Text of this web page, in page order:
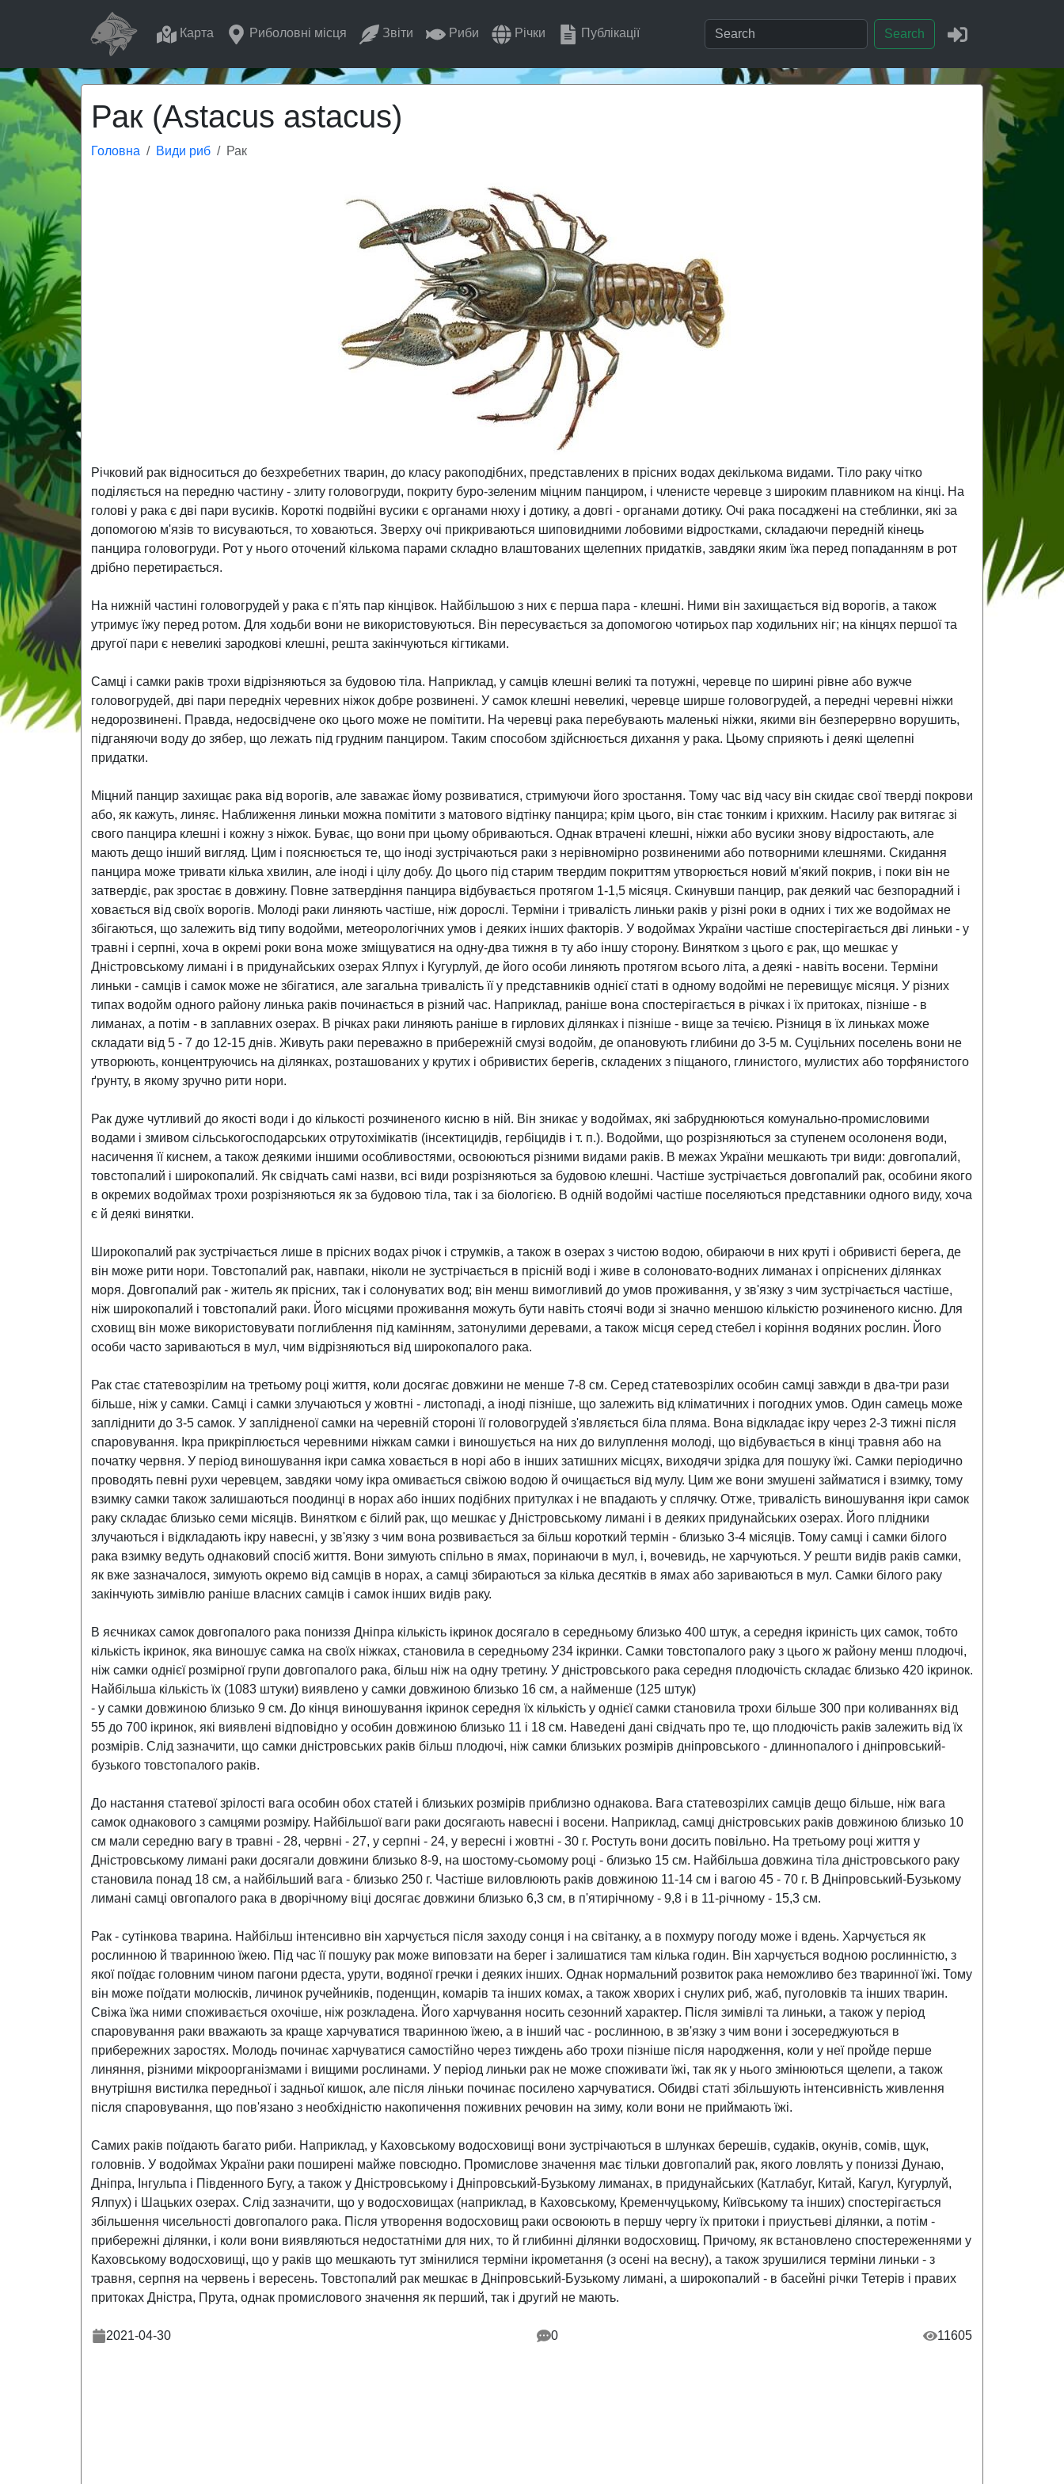
Карта Риболовні місця Звіти Риби Річки Публікації Search
Рак (Astacus astacus)
Головна Види риб Рак
Річковий рак відноситься до безхребетних тварин, до класу ракоподібних, представлених в прісних водах декількома видами. Тіло раку чітко
поділяється на передню частину - злиту головогруди, покриту буро-зеленим міцним панциром, і членисте черевце з широким плавником на кінці. На
голові у рака є дві пари вусиків. Короткі подвійні вусики є органами нюху і дотику, а довгі - органами дотику. Очі рака посаджені на стеблинки, які за
допомогою м'язів то висуваються, то ховаються. Зверху очі прикриваються шиповидними лобовими відростками, складаючи передній кінець
панцира головогруди. Рот у нього оточений кількома парами складно влаштованих щелепних придатків, завдяки яким їжа перед попаданням в рот
дрібно перетирається.
На нижній частині головогрудей у рака є п'ять пар кінцівок. Найбільшою з них є перша пара - клешні. Ними він захищається від ворогів, а також
утримує їжу перед ротом. Для ходьби вони не використовуються. Він пересувається за допомогою чотирьох пар ходильних ніг; на кінцях першої та
другої пари є невеликі зародкові клешні, решта закінчуються кігтиками.
Самці і самки раків трохи відрізняються за будовою тіла. Наприклад, у самців клешні великі та потужні, черевце по ширині рівне або вужче
головогрудей, дві пари передніх черевних ніжок добре розвинені. У самок клешні невеликі, черевце ширше головогрудей, а передні черевні ніжки
недорозвинені. Правда, недосвідчене око цього може не помітити. На черевці рака перебувають маленькі ніжки, якими він безперервно ворушить,
підганяючи воду до зябер, що лежать під грудним панциром. Таким способом здійснюється дихання у рака. Цьому сприяють і деякі щелепні
придатки.
Міцний панцир захищає рака від ворогів, але заважає йому розвиватися, стримуючи його зростання. Тому час від часу він скидає свої тверді покрови
або, як кажуть, линяє. Наближення линьки можна помітити з матового відтінку панцира; крім цього, він стає тонким і крихким. Насилу рак витягає зі
свого панцира клешні і кожну з ніжок. Буває, що вони при цьому обриваються. Однак втрачені клешні, ніжки або вусики знову відростають, але
мають дещо інший вигляд. Цим і пояснюється те, що іноді зустрічаються раки з нерівномірно розвиненими або потворними клешнями. Скидання
панцира може тривати кілька хвилин, але іноді і цілу добу. До цього під старим твердим покриттям утворюється новий м'який покрив, і поки він не
затвердіє, рак зростає в довжину. Повне затвердіння панцира відбувається протягом 1-1,5 місяця. Скинувши панцир, рак деякий час безпорадний і
ховається від своїх ворогів. Молоді раки линяють частіше, ніж дорослі. Терміни і тривалість линьки раків у різні роки в одних і тих же водоймах не
збігаються, що залежить від типу водойми, метеорологічних умов і деяких інших факторів. У водоймах України частіше спостерігається дві линьки - у
травні і серпні, хоча в окремі роки вона може зміщуватися на одну-два тижня в ту або іншу сторону. Винятком з цього є рак, що мешкає у
Дністровському лимані і в придунайських озерах Ялпух і Кугурлуй, де його особи линяють протягом всього літа, а деякі - навіть восени. Терміни
линьки - самців і самок може не збігатися, але загальна тривалість її у представників однієї статі в одному водоймі не перевищує місяця. У різних
типах водойм одного району линька раків починається в різний час. Наприклад, раніше вона спостерігається в річках і їх притоках, пізніше - в
лиманах, а потім - в заплавних озерах. В річках раки линяють раніше в гирлових ділянках і пізніше - вище за течією. Різниця в їх линьках може
складати від 5 - 7 до 12-15 днів. Живуть раки переважно в прибережній смузі водойм, де опановують глибини до 3-5 м. Суцільних поселень вони не
утворюють, концентруючись на ділянках, розташованих у крутих і обривистих берегів, складених з піщаного, глинистого, мулистих або торфянистого
ґрунту, в якому зручно рити нори.
Рак дуже чутливий до якості води і до кількості розчиненого кисню в ній. Він зникає у водоймах, які забруднюються комунально-промисловими
водами і змивом сільськогосподарських отрутохімікатів (інсектицидів, гербіцидів і т. п.). Водойми, що розрізняються за ступенем осолоненя води,
насичення її киснем, а також деякими іншими особливостями, освоюються різними видами раків. В межах України мешкають три види: довгопалий,
товстопалий і широкопалий. Як свідчать самі назви, всі види розрізняються за будовою клешні. Частіше зустрічається довгопалий рак, особини якого
в окремих водоймах трохи розрізняються як за будовою тіла, так і за біологією. В одній водоймі частіше поселяються представники одного виду, хоча
є й деякі винятки.
Широкопалий рак зустрічається лише в прісних водах річок і струмків, а також в озерах з чистою водою, обираючи в них круті і обривисті берега, де
він може рити нори. Товстопалий рак, навпаки, ніколи не зустрічається в прісній воді і живе в солоновато-водних лиманах і опріснених ділянках
моря. Довгопалий рак - житель як прісних, так і солонуватих вод; він менш вимогливий до умов проживання, у зв'язку з чим зустрічається частіше,
ніж широкопалий і товстопалий раки. Його місцями проживання можуть бути навіть стоячі води зі значно меншою кількістю розчиненого кисню. Для
сховищ він може використовувати поглиблення під камінням, затонулими деревами, а також місця серед стебел і коріння водяних рослин. Його
особи часто зариваються в мул, чим відрізняються від широкопалого рака.
Рак стає статевозрілим на третьому році життя, коли досягає довжини не менше 7-8 см. Серед статевозрілих особин самці завжди в два-три рази
більше, ніж у самки. Самці і самки злучаються у жовтні - листопаді, а іноді пізніше, що залежить від кліматичних і погодних умов. Один самець може
запліднити до 3-5 самок. У заплідненої самки на черевній стороні її головогрудей з'являється біла пляма. Вона відкладає ікру через 2-3 тижні після
спаровування. Ікра прикріплюється черевними ніжкам самки і виношується на них до вилуплення молоді, що відбувається в кінці травня або на
початку червня. У період виношування ікри самка ховається в норі або в інших затишних місцях, виходячи зрідка для пошуку їжі. Самки періодично
проводять певні рухи черевцем, завдяки чому ікра омивається свіжою водою й очищається від мулу. Цим же вони змушені займатися і взимку, тому
взимку самки також залишаються поодинці в норах або інших подібних притулках і не впадають у сплячку. Отже, тривалість виношування ікри самок
раку складає близько семи місяців. Винятком є білий рак, що мешкає у Дністровському лимані і в деяких придунайських озерах. Його плідники
злучаються і відкладають ікру навесні, у зв'язку з чим вона розвивається за більш короткий термін - близько 3-4 місяців. Тому самці і самки білого
рака взимку ведуть однаковий спосіб життя. Вони зимують спільно в ямах, поринаючи в мул, і, вочевидь, не харчуються. У решти видів раків самки,
як вже зазначалося, зимують окремо від самців в норах, а самці збираються за кілька десятків в ямах або зариваються в мул. Самки білого раку
закінчують зимівлю раніше власних самців і самок інших видів раку.
В яєчниках самок довгопалого рака пониззя Дніпра кількість ікринок досягало в середньому близько 400 штук, а середня ікриність цих самок, тобто
кількість ікринок, яка виношує самка на своїх ніжках, становила в середньому 234 ікринки. Самки товстопалого раку з цього ж району менш плодючі,
ніж самки однієї розмірної групи довгопалого рака, більш ніж на одну третину. У дністровського рака середня плодючість складає близько 420 ікринок.
Найбільша кількість їх (1083 штуки) виявлено у самки довжиною близько 16 см, а найменше (125 штук)
- у самки довжиною близько 9 см. До кінця виношування ікринок середня їх кількість у однієї самки становила трохи більше 300 при коливаннях від
55 до 700 ікринок, які виявлені відповідно у особин довжиною близько 11 і 18 см. Наведені дані свідчать про те, що плодючість раків залежить від їх
розмірів. Слід зазначити, що самки дністровських раків більш плодючі, ніж самки близьких розмірів дніпровського - длиннопалого і дніпровський-
бузького товстопалого раків.
До настання статевої зрілості вага особин обох статей і близьких розмірів приблизно однакова. Вага статевозрілих самців дещо більше, ніж вага
самок однакового з самцями розміру. Найбільшої ваги раки досягають навесні і восени. Наприклад, самці дністровських раків довжиною близько 10
см мали середню вагу в травні - 28, червні - 27, у серпні - 24, у вересні і жовтні - 30 г. Ростуть вони досить повільно. На третьому році життя у
Дністровському лимані раки досягали довжини близько 8-9, на шостому-сьомому році - близько 15 см. Найбільша довжина тіла дністровського раку
становила понад 18 см, а найбільший вага - близько 250 г. Частіше виловлюють раків довжиною 11-14 см і вагою 45 - 70 г. В Дніпровський-Бузькому
лимані самці овгопалого рака в дворічному віці досягає довжини близько 6,3 см, в п'ятирічному - 9,8 і в 11-річному - 15,3 см.
Рак - сутінкова тварина. Найбільш інтенсивно він харчується після заходу сонця і на світанку, а в похмуру погоду може і вдень. Харчується як
рослинною й тваринною їжею. Під час її пошуку рак може виповзати на берег і залишатися там кілька годин. Він харчується водною рослинністю, з
якої поїдає головним чином пагони рдеста, урути, водяної гречки і деяких інших. Однак нормальний розвиток рака неможливо без тваринної їжі. Тому
він може поїдати молюсків, личинок ручейників, поденщин, комарів та інших комах, а також хворих і снулих риб, жаб, пуголовків та інших тварин.
Свіжа їжа ними споживається охочіше, ніж розкладена. Його харчування носить сезонний характер. Після зимівлі та линьки, а також у період
спаровування раки вважають за краще харчуватися тваринною їжею, а в інший час - рослинною, в зв'язку з чим вони і зосереджуються в
прибережних заростях. Молодь починає харчуватися самостійно через тиждень або трохи пізніше після народження, коли у неї пройде перше
линяння, різними мікроорганізмами і вищими рослинами. У період линьки рак не може споживати їжі, так як у нього змінюються щелепи, а також
внутрішня вистилка передньої і задньої кишок, але після ліньки починає посилено харчуватися. Обидві статі збільшують інтенсивність живлення
після спаровування, що пов'язано з необхідністю накопичення поживних речовин на зиму, коли вони не приймають їжі.
Самих раків поїдають багато риби. Наприклад, у Каховському водосховищі вони зустрічаються в шлунках берешів, судаків, окунів, сомів, щук,
головнів. У водоймах України раки поширені майже повсюдно. Промислове значення має тільки довгопалий рак, якого ловлять у пониззі Дунаю,
Дніпра, Інгульпа і Південного Бугу, а також у Дністровському і Дніпровський-Бузькому лиманах, в придунайських (Катлабуг, Китай, Кагул, Кугурлуй,
Ялпух) і Шацьких озерах. Слід зазначити, що у водосховищах (наприклад, в Каховському, Кременчуцькому, Київському та інших) спостерігається
збільшення чисельності довгопалого рака. Після утворення водосховищ раки освоюють в першу чергу їх притоки і приустьеві ділянки, а потім -
прибережні ділянки, і коли вони виявляються недостатніми для них, то й глибинні ділянки водосховищ. Причому, як встановлено спостереженнями у
Каховському водосховищі, що у раків що мешкають тут змінилися терміни ікрометання (з осені на весну), а також зрушилися терміни линьки - з
травня, серпня на червень і вересень. Товстопалий рак мешкає в Дніпровський-Бузькому лимані, а широкопалий - в басейні річки Тетерів і правих
притоках Дністра, Прута, однак промислового значення як перший, так і другий не мають.
2021-04-30 0 11605